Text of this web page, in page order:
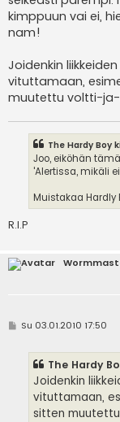
kimppuun vai ei,
nam!
Joidenkin
vituttamaan,
muutettu voltti-ja-
The Hardy Boy
Joo, eiköhän
'Alertissa, mikäli
Muistakaa Hardly
R.I.P
VSu 03.01.2010 17:50
The Hardy
Joidenkin
vituttamaan,
sitten